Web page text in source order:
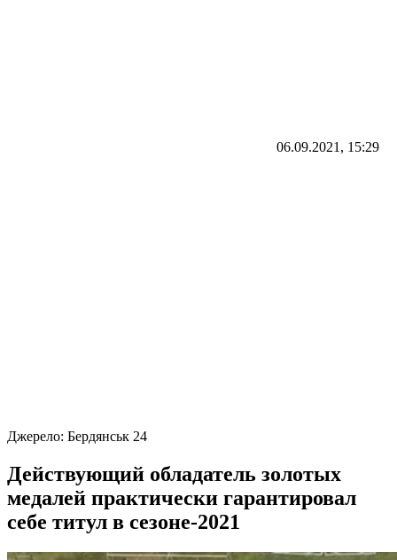
06.09.2021, 15:29
Джерело: Бердянськ 24
Действующий обладатель золотых
медалей практически гарантировал
себе титул в сезоне-2021